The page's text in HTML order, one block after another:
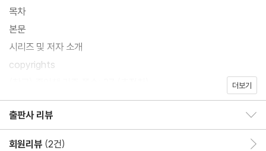
목차
본문
시리즈 및 저자 소개
copyrights
더보기
출판사 리뷰
회원리뷰 (2건)